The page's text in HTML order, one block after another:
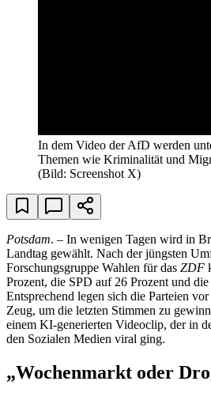
In dem Video der AfD werden
Themen wie Kriminalität und
(Bild: Screenshot X)
Potsdam. – In wenigen Tagen wird in
Landtag gewählt. Nach der jüngsten
Forschungsgruppe Wahlen für das ZDF
Prozent, die SPD auf 26 Prozent und
Entsprechend legen sich die Parteien
Zeug, um die letzten Stimmen zu
einem KI-generierten Videoclip, der in
den Sozialen Medien viral ging.
„Wochenmarkt oder